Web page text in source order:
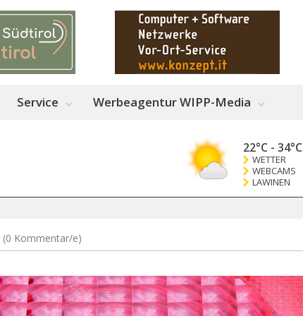
Service Werbeagentur WIPP-Media
22°C - 34°C
WETTER
WEBCAMS
LAWINEN
(0 Kommentar/e)